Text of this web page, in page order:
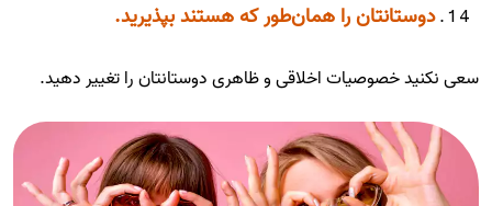
دوستانتان را همان‌طور که هستند بپذیرید.
سعی نکنید خصوصیات اخلاقی و ظاهری دوستانتان را تغییر دهید.